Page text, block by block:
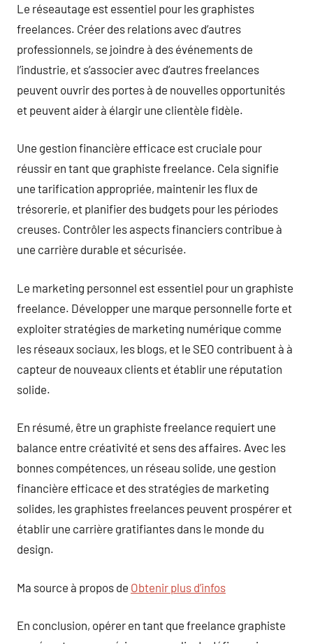
Le réseautage est essentiel pour les graphistes
freelances. Créer des relations avec d’autres
professionnels, se joindre à des événements de
l’industrie, et s’associer avec d’autres freelances
peuvent ouvrir des portes à de nouvelles opportunités
et peuvent aider à élargir une clientèle fidèle.
Une gestion financière efficace est cruciale pour
réussir en tant que graphiste freelance. Cela signifie
une tarification appropriée, maintenir les flux de
trésorerie, et planifier des budgets pour les périodes
creuses. Contrôler les aspects financiers contribue à
une carrière durable et sécurisée.
Le marketing personnel est essentiel pour un graphiste
freelance. Développer une marque personnelle forte et
exploiter stratégies de marketing numérique comme
les réseaux sociaux, les blogs, et le SEO contribuent à à
capteur de nouveaux clients et établir une réputation
solide.
En résumé, être un graphiste freelance requiert une
balance entre créativité et sens des affaires. Avec les
bonnes compétences, un réseau solide, une gestion
financière efficace et des stratégies de marketing
solides, les graphistes freelances peuvent prospérer et
établir une carrière gratifiantes dans le monde du
design.
Ma source à propos de Obtenir plus d’infos
En conclusion, opérer en tant que freelance graphiste